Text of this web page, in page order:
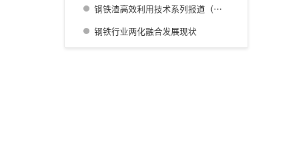
钢铁渣高效利用技术系列报道（四） 广畑厂灰石材生产利用技术的开发
钢铁行业两化融合发展现状